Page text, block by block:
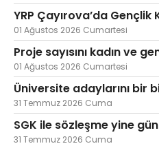
YRP Çayırova’da Gençlik
01 Ağustos 2026 Cumartesi
Proje sayısını kadın ve
01 Ağustos 2026 Cumartesi
Üniversite adaylarını bir
31 Temmuz 2026 Cuma
SGK ile sözleşme yine
31 Temmuz 2026 Cuma